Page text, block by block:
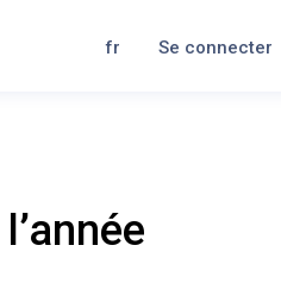
fr Se connecter